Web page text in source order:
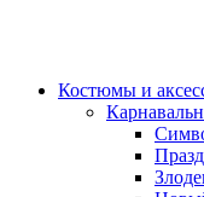
Костюмы и